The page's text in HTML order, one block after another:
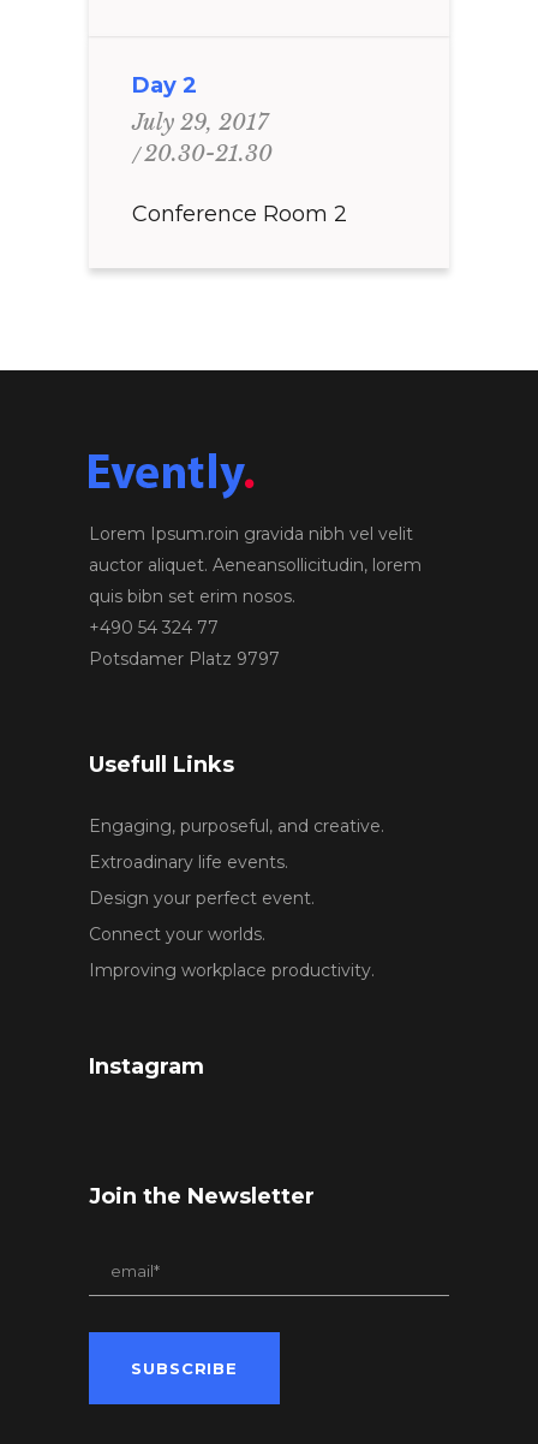
Day 2
July 29, 2017
20.30-21.30
Conference Room 2
Lorem Ipsum.roin gravida nibh vel velit
auctor aliquet. Aeneansollicitudin, lorem
quis bibn set erim nosos.
+490 54 324 77
Potsdamer Platz 9797
Usefull Links
Engaging, purposeful, and creative.
Extroadinary life events.
Design your perfect event.
Connect your worlds.
Improving workplace productivity.
Instagram
Join the Newsletter